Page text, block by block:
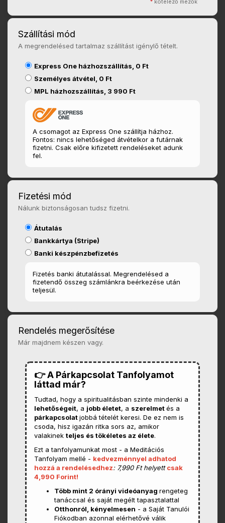
* kötelező mezők
Szállítási mód
A megrendelésed tartalmaz szállítást igénylő tételt.
Express One házhozszállítás, 0 Ft
Személyes átvétel, 0 Ft
MPL házhozszállítás, 3 990 Ft
A csomagot az Express One szállítja házhoz.
Fontos: nincs lehetőséged átvételkor a futárnak
fizetni. Csak előre kifizetett rendeléseket adunk
fel.
Fizetési mód
Nálunk biztonságosan tudsz fizetni.
Átutalás
Bankkártya (Stripe)
Banki készpénzbefizetés
Fizetés banki átutalással. Megrendelésed a
fizetendő összeg számlánkra beérkezése után
teljesül.
Rendelés megerősítése
Már majdnem készen vagy.
👉 A Párkapcsolat Tanfolyamot
láttad már?
Tudtad, hogy a spiritualitásban szinte mindenki a
lehetőségeit, a jobb életet, a szerelmetés a
párkapcsolatjobbá tételét keresi. De ez nem is
csoda, hisz igazán ritka sors az, amikor
valakinekteljes és tökéletes az élete.
Ezt a tanfolyamunkat most - a Meditációs
Tanfolyam mellé - kedvezménnyel adhatod
hozzá a rendelésedhez: 7,990 Ft helyettcsak
4,990 Forint!
Több mint 2 órányi videóanyagrengeteg
tanáccsal és saját megélt tapasztalattal
Otthonról, kényelmesen - a Saját Tanulói
Fiókodban azonnal elérhetővé válik